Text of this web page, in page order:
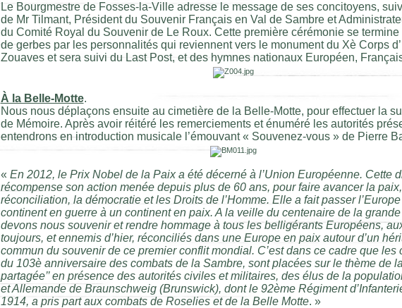
Le Bourgmestre de Fosses-la-Ville adresse le message de ses concitoyens,
de Mr Tilmant, Président du Souvenir Français en Val de Sambre et
du Comité Royal du Souvenir de Le Roux. Cette première cérémonie se termine
de gerbes par les personnalités qui reviennent vers le monument du Xè Corps
Zouaves et sera suivi du Last Post, et des hymnes nationaux Européen,
À la Belle-Motte.
Nous nous déplaçons ensuite au cimetière de la Belle-Motte, pour effectuer la
de Mémoire. Après avoir réitéré les remerciements et énuméré les autorités
entendrons en introduction musicale l’émouvant « Souvenez-vous » de Pierre
« En 2012, le Prix Nobel de la Paix a été décerné à l’Union Européenne. Cette
récompense son action menée depuis plus de 60 ans, pour faire avancer la
réconciliation, la démocratie et les Droits de l’Homme. Elle a fait passer l’Europe
continent en guerre à un continent en paix. A la veille du centenaire de la
devons nous souvenir et rendre hommage à tous les belligérants Européens,
toujours, et ennemis d’hier, réconciliés dans une Europe en paix autour d’un
commun du souvenir de ce premier conflit mondial. C’est dans ce cadre que les
du 103è anniversaire des combats de la Sambre, sont placées sur le thème de la
partagée’’ en présence des autorités civiles et militaires, des élus de la
et Allemande de Braunschweig (Brunswick), dont le 92ème Régiment
1914, a pris part aux combats de Roselies et de la Belle Motte. »